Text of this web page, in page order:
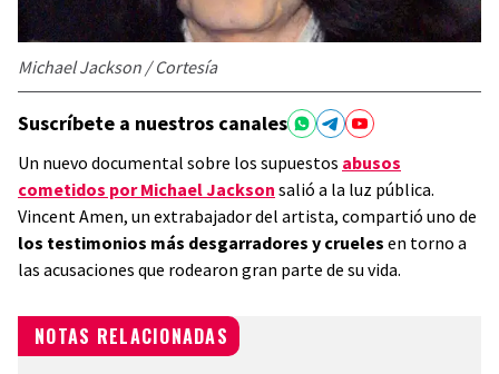
Michael Jackson / Cortesía
Suscríbete a nuestros canales
Un nuevo documental sobre los supuestos abusos
cometidos por Michael Jackson salió a la luz pública.
Vincent Amen, un extrabajador del artista, compartió uno de
los testimonios más desgarradores y crueles en torno a
las acusaciones que rodearon gran parte de su vida.
NOTAS RELACIONADAS